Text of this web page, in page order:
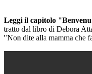
Leggi il capitolo
tratto dal libro di Debora
"Non dite alla mamma che